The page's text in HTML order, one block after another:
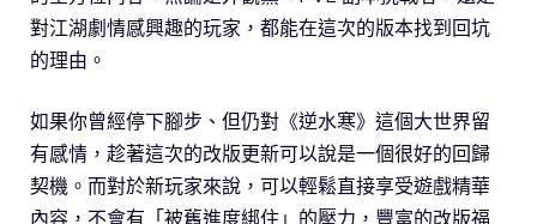
對江湖劇情感興趣的玩家，都能在這次的版本找到回坑
的理由。
如果你曾經停下腳步、但仍對《逆水寒》這個大世界留
有感情，趁著這次的改版更新可以說是一個很好的回歸
契機。而對於新玩家來說，可以輕鬆直接享受遊戲精華
內容，不會有「被舊進度綁住」的壓力，豐富的改版福